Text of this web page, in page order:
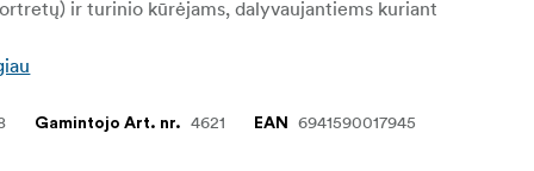
ir turinio kūrėjams, dalyvaujantiems kuriant
Gamintojo Art. nr. 4621 EAN 6941590017945